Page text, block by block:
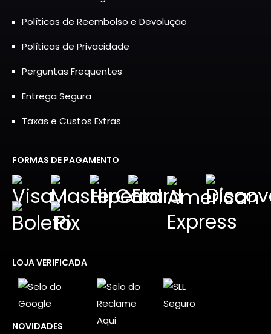
Políticas de Reembolso e Devolução
Políticas de Privacidade
Perguntas Frequentes
Entrega Segura
Taxas e Custos Extras
NOVIDADES
FORMAS DE PAGAMENTO
LOJA VERIFICADA